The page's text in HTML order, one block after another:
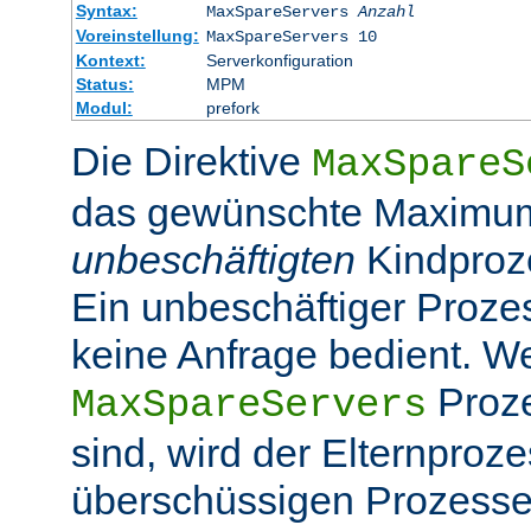
Syntax:
MaxSpareServersAnzahl
Voreinstellung: MaxSpareServers 10
Kontext:
Serverkonfiguration
Status:
MPM
Modul:
prefork
Die Direktive
das gewünschte
unbeschäftigten
Ein unbeschäftiger
keine Anfrage bedient.
MaxSpareServers
sind, wird der
überschüssigen